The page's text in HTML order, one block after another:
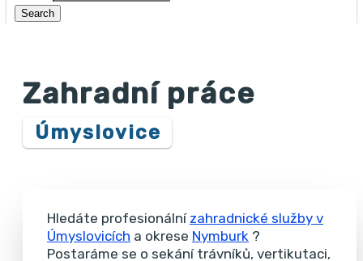
Zahradní práce
Úmyslovice
Hledáte profesionální zahradnické služby v
Úmyslovicích a okrese Nymburk ?
Postaráme se o sekání trávníků, vertikutaci,